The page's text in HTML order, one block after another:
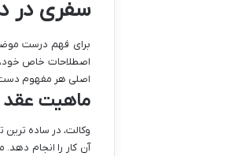
سفری در
برای فهم درست
اصطلاحات خاص خود،
اصلی هر مفهوم
ماهیت
وکالت، در ساده